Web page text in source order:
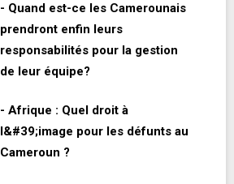
- Quand est-ce les Camerounais
prendront enfin leurs
responsabilités pour la gestion
de leur équipe?
- Afrique : Quel droit à
l&#39;image pour les défunts au
Cameroun ?